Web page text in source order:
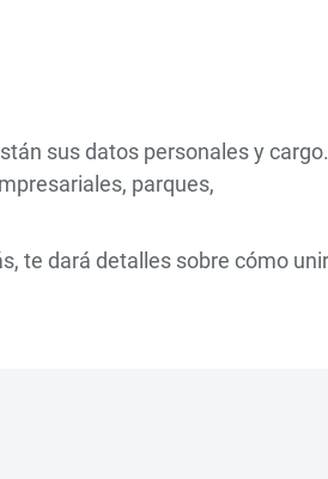
sus datos personales y
parques,
te dará detalles sobre cómo